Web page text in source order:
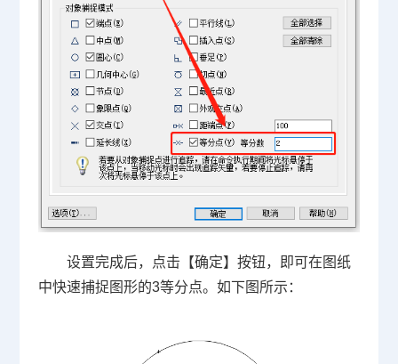
设置完成后，点击【确定】按钮，即可在图纸
中快速捕捉图形的3等分点。如下图所示：